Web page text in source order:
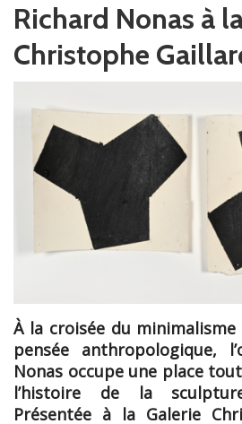
Richard Nonas à
Christophe
À la croisée du minimalisme
pensée anthropologique,
Nonas occupe une place
l’histoire de la
Présentée à la Galerie